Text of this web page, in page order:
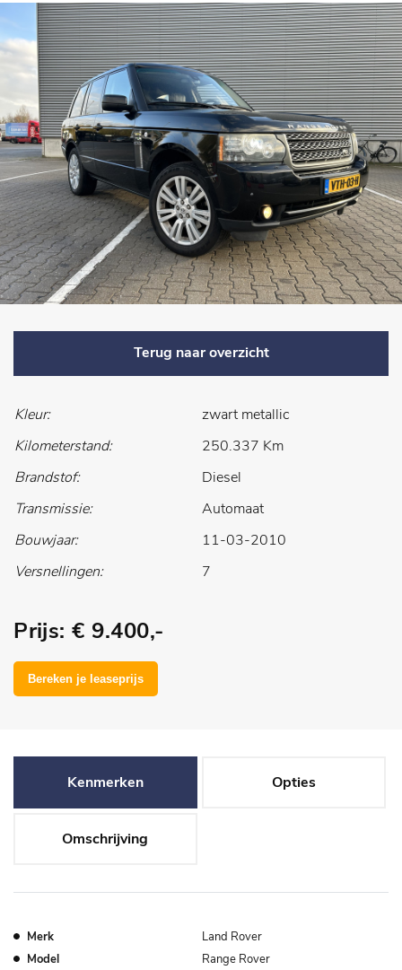
Terug naar overzicht
Kleur:
zwart metallic
Kilometerstand:
250.337 Km
Brandstof:
Diesel
Transmissie:
Automaat
Bouwjaar:
11-03-2010
Versnellingen:
7
Prijs: € 9.400,-
Kenmerken Opties
Omschrijving
Merk
Land Rover
Model
Range Rover